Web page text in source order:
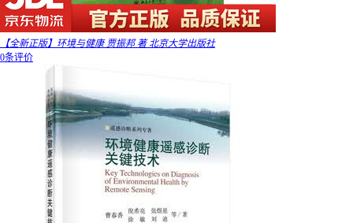
【全新正版】环境与健康 贾振邦 著 北京大学出版社
0条评价